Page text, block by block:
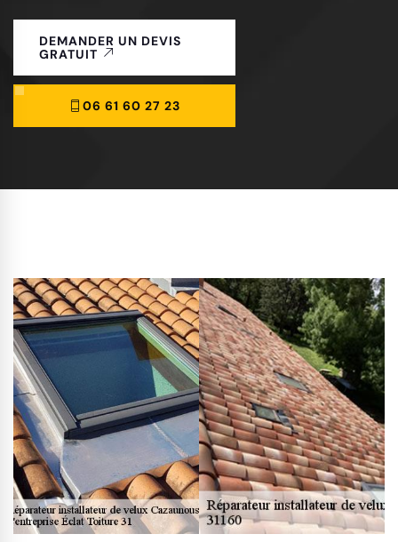
DEMANDER UN DEVIS
GRATUIT
06 61 60 27 23